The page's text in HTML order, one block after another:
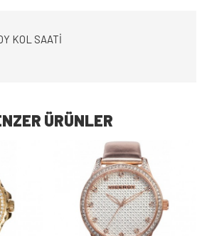
KOL SAATİ
ÜRÜNLER